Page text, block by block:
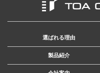
選ばれる理由
製品紹介